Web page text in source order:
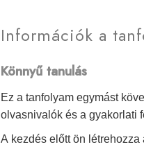
Információk a
Könnyű tanulás
Ez a tanfolyam egymást
olvasnivalók és a gyakorlati
A kezdés előtt ön